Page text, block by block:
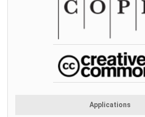
Applications